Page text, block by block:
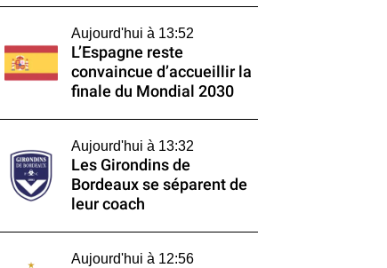
Aujourd'hui à 13:52
L’Espagne reste
convaincue d’accueillir la
finale du Mondial 2030
Aujourd'hui à 13:32
Les Girondins de
Bordeaux se séparent de
leur coach
Aujourd'hui à 12:56